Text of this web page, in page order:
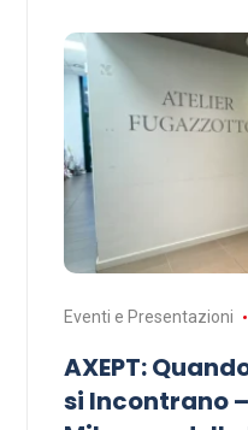
Eventi e Presentazioni
AXEPT:
si Incontrano